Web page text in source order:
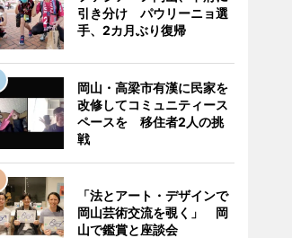
引き分け パウリーニョ選
手、2カ月ぶり復帰
岡山・高梁市有漢に民家を
改修してコミュニティース
ペースを 移住者2人の挑
戦
「法とアート・デザインで
岡山芸術交流を覗く」 岡
山で鑑賞と座談会